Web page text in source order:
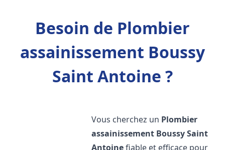
Besoin de Plombier
assainissement Boussy
Saint Antoine ?
Vous cherchez un Plombier
assainissement Boussy Saint
Antoinefiable et efficace pour